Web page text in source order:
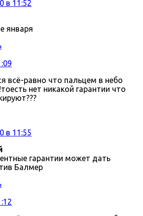
в 11:52
января
всё-равно что пальцем в небо
нет никакой гарантии что
в 11:55
гарантии может дать
Балмер